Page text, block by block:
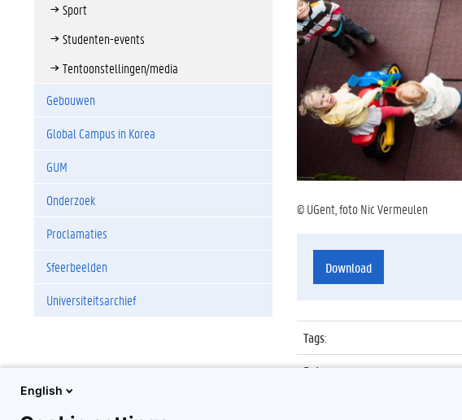
Sport
Studenten-events
Tentoonstellingen/media
Gebouwen
Global Campus in Korea
GUM
Onderzoek
Proclamaties
Sfeerbeelden
Universiteitsarchief
© UGent, foto Nic Vermeulen
Download
Tags:
Datum:
English